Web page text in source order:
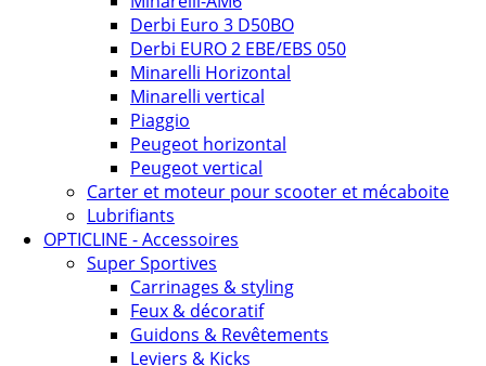
Derbi Euro 3 D50BO
Derbi EURO 2 EBE/EBS 050
Minarelli Horizontal
Minarelli vertical
Piaggio
Peugeot horizontal
Peugeot vertical
Carter et moteur pour scooter et mécaboite
Lubrifiants
OPTICLINE - Accessoires
Super Sportives
Carrinages & styling
Feux & décoratif
Guidons & Revêtements
Leviers & Kicks